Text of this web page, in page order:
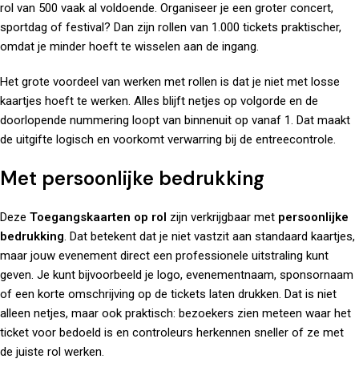
rol van 500 vaak al voldoende. Organiseer je een groter concert,
sportdag of festival? Dan zijn rollen van 1.000 tickets praktischer,
omdat je minder hoeft te wisselen aan de ingang.
Het grote voordeel van werken met rollen is dat je niet met losse
kaartjes hoeft te werken. Alles blijft netjes op volgorde en de
doorlopende nummering loopt van binnenuit op vanaf 1. Dat maakt
de uitgifte logisch en voorkomt verwarring bij de entreecontrole.
Met persoonlijke bedrukking
Deze Toegangskaarten op rol zijn verkrijgbaar met persoonlijke
bedrukking. Dat betekent dat je niet vastzit aan standaard kaartjes,
maar jouw evenement direct een professionele uitstraling kunt
geven. Je kunt bijvoorbeeld je logo, evenementnaam, sponsornaam
of een korte omschrijving op de tickets laten drukken. Dat is niet
alleen netjes, maar ook praktisch: bezoekers zien meteen waar het
ticket voor bedoeld is en controleurs herkennen sneller of ze met
de juiste rol werken.